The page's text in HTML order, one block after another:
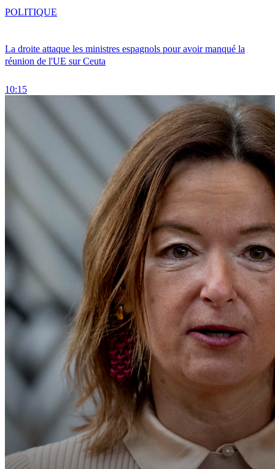
La droite attaque les ministres espagnols pour avoir manqué la
réunion de l'UE sur Ceuta
10:15
POLITIQUE